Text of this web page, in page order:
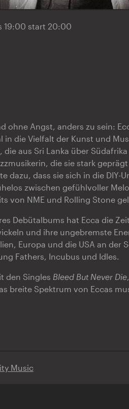
19:00 start 20:00
ohne Angst, anders zu sein:
in die Vielfalt der Kunst und
aus Sri Lanka über
die sie stark
dazu, dass sie sich in die DIY-
zwischen gefühlvoller
von NME und Rolling Stone
Debütalbums hat Ecca die
und ihre ungebremste
Europa und die USA an der
Fathers, Incubus und Idles.
den Singles Bleed But Never Die,
breite Spektrum von Eccas
Music